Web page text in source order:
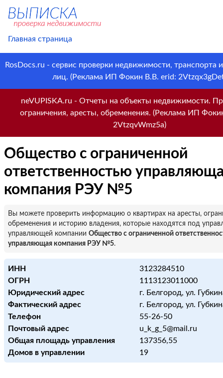
Главная страница
RosDocs.ru - сервис проверки недвижимости, транспорта
лиц. (Реклама ИП Фокин В.В. erid:
neVUPISKA.ru - Отчеты на объекты недвижимости.
ограничения, аресты, обременения. (Реклама ИП
2VtzqvWmz5a)
Общество с ограниченной
ответственностью
компания РЭУ №5
Вы можете проверить информацию о квартирах на аресты,
обременения и историю владения, которые находятся под
управляющей компании Общество с ограниченной
управляющая компания РЭУ №5.
ИНН
3123284510
ОГРН
1113123011000
Юридический адрес
г. Белгород, ул.
Фактический адрес
г. Белгород, ул.
Телефон
55-26-50
Почтовый адрес
u_k_g_5@mail.ru
Общая площадь управления
137356,55
Домов в управлении
19